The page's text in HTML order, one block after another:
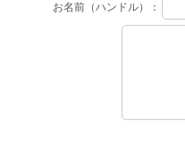
お名前（ハンドル）：